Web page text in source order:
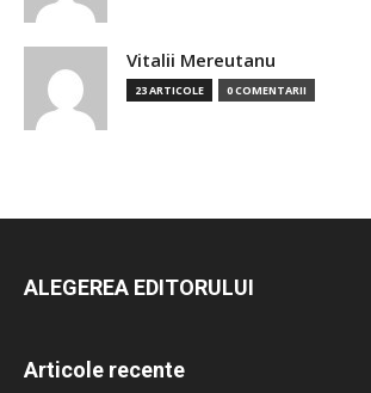
Vitalii Mereutanu
23 ARTICOLE 0 COMENTARII
ALEGEREA EDITORULUI
Articole recente